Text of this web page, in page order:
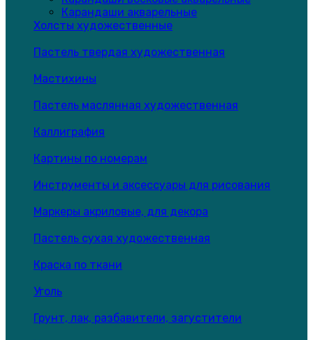
Карандаши акварельные
Холсты художественные
Пастель твердая художественная
Мастихины
Пастель маслянная художественная
Каллиграфия
Картины по номерам
Инструменты и аксессуары для рисования
Маркеры акриловые, для декора
Пастель сухая художественная
Краска по ткани
Уголь
Грунт, лак, разбавители, загустители